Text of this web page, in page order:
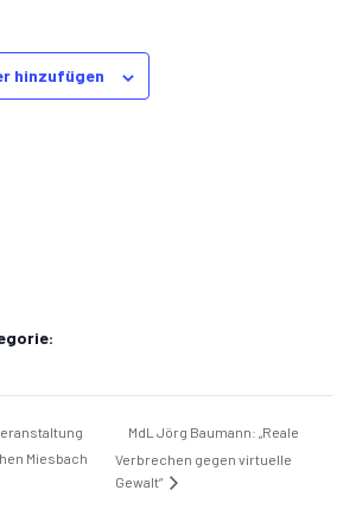
hinzufügen
Miesbach
MdL Jörg Baumann: „Reale
Verbrechen gegen virtuelle
Gewalt“